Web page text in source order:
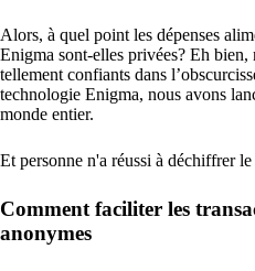
Alors, à quel point les dépenses
Enigma sont-elles privées? Eh bien,
tellement confiants dans
technologie Enigma, nous avons
monde entier.
Et personne n'a réussi à déchiffrer
Comment faciliter les
anonymes